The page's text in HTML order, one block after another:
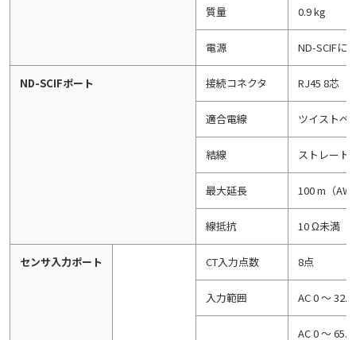
質量 0.9 kg
電源 ND-SCIFに
ND-SCIFポート 接続コネクタ RJ45 8芯
適合電線 ツイストペ
結線 ストレート
最大延長 100 m（
線抵抗 10 Ω未満（
センサ入力ポート CT入力点数 8点
入力範囲 AC 0 ～
AC 0 ～